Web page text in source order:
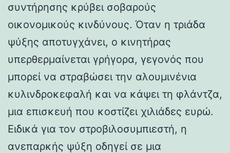
συντήρησης κρύβει σοβαρούς
οικονομικούς κινδύνους. Όταν η τριάδα
ψύξης αποτυγχάνει, ο κινητήρας
υπερθερμαίνεται γρήγορα, γεγονός που
μπορεί να στραβώσει την αλουμινένια
κυλινδροκεφαλή και να κάψει τη φλάντζα,
μια επισκευή που κοστίζει χιλιάδες ευρώ.
Ειδικά για τον στροβιλοσυμπιεστή, η
ανεπαρκής ψύξη οδηγεί σε μια